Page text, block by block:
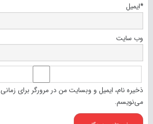
ایمیل*
وب‌ سایت
ذخیره نام، ایمیل و وبسایت من در مرورگر برای
می‌نویسم.